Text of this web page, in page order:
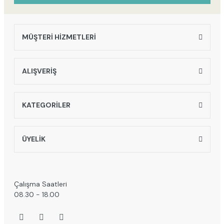
MÜŞTERİ HİZMETLERİ
ALIŞVERİŞ
KATEGORİLER
ÜYELİK
Çalışma Saatleri
08.30 - 18.00